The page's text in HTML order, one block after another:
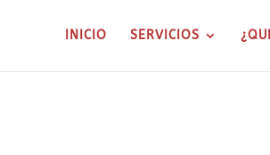
INICIO SERVICIOS